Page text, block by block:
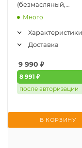
(безмасляный,
малошумный)
Много
Характеристики
Доставка
9 990 ₽
8 991 ₽
после авторизации
В КОРЗИНУ